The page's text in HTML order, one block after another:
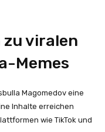
viralen
Memes
Magomedov eine
Inhalte erreichen
wie TikTok und